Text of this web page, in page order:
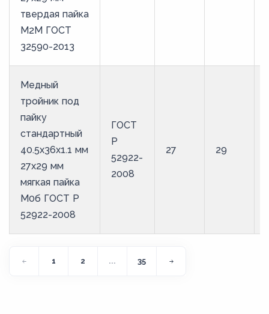
твердая пайка
М2М ГОСТ
32590-2013
Медный
тройник под
пайку
стандартный
40.5х36х1.1 мм
27х29 мм
мягкая пайка
М0б ГОСТ Р
52922-2008
ГОСТ
Р
52922-
2008
27 29
1 2 ... 35